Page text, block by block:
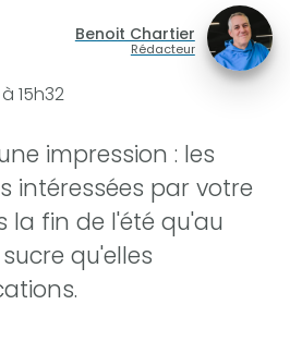
Benoit Chartier
Rédacteur
15h32
impression : les
intéressées par votre
la fin de l'été qu'au
qu'elles